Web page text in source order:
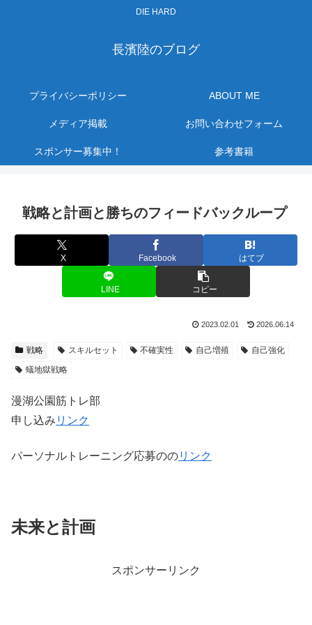
DIE HARD
長濱陸のブログ
プライバシーポリシー ABOUT ME
メディア掲載 お問い合わせフォーム
スポンサー募集中！ 参考書籍
戦略と計画と勝ちのフィードバックループ
X Facebook はてブ
LINE コピー
2023.02.01 2026.06.14
戦略 スキルセット 不確実性 自己増殖
自己強化
蟻地獄戦略
漫湖公園筋トレ部
申し込み リンク
パーソナルトレーニング応募ののリンク
未来と計画
スポンサーリンク